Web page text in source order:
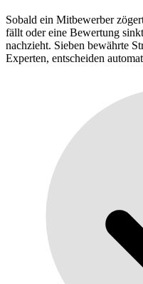
Sobald ein Mitbewerber
fällt oder eine Bewertung
nachzieht. Sieben bewährte
Experten, entscheiden